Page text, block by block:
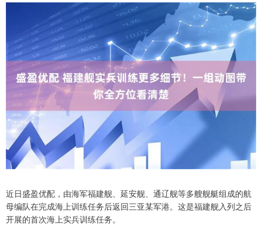
近日盛盈优配，由海军福建舰、延安舰、通辽舰等多艘舰艇组成的航
母编队在完成海上训练任务后返回三亚某军港。这是福建舰入列之后
开展的首次海上实兵训练任务。